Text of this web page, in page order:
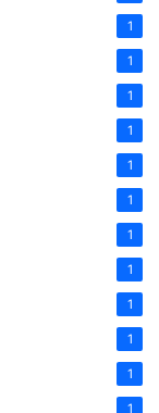
1
1
1
1
1
1
1
1
1
1
1
1